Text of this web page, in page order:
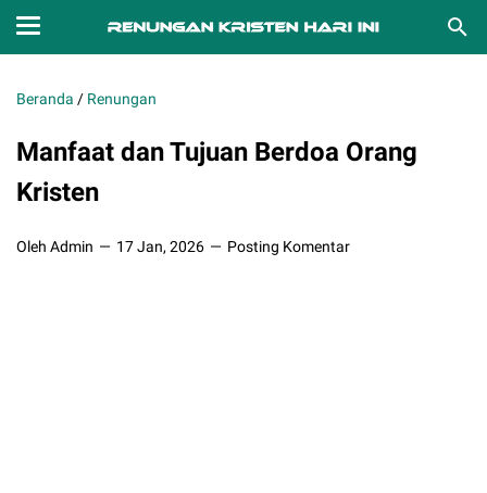
Beranda / Renungan
Manfaat dan Tujuan Berdoa Orang
Kristen
Oleh Admin 17 Jan, 2026 Posting Komentar